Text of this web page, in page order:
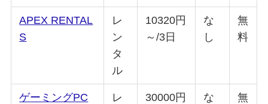
APEX RENTAL
S
レ
ン
タ
ル
10320円
～/3日
な
し
無
料
ゲーミングPC
レ
30000円
な
無